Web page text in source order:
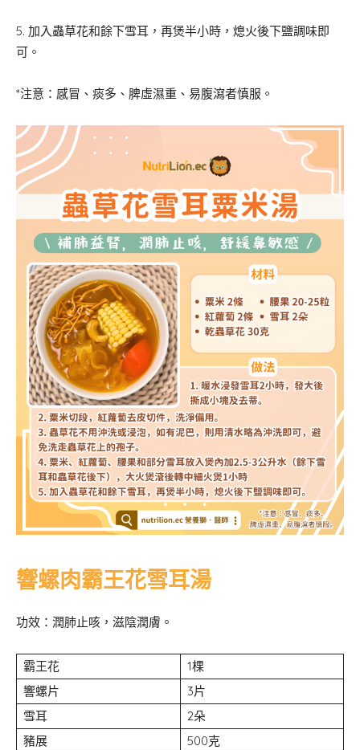
5. 加入蟲草花和餘下雪耳，再煲半小時，熄火後下鹽調味即
可。
*注意：感冒、痰多、脾虛濕重、易腹瀉者慎服。
響螺肉霸王花雪耳湯
功效：潤肺止咳，滋陰潤膚。
霸王花
1棵
響螺片
3片
雪耳
2朵
豬展
500克